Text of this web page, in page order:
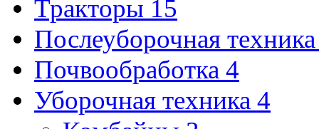
Тракторы 15
Послеуборочная
Почвообработка 4
Уборочная техника 4